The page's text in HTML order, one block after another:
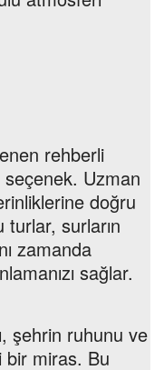
rehberli
Uzman
doğru
turlar, surların
zamanda
sağlar.
şehrin ruhunu ve
bir miras. Bu